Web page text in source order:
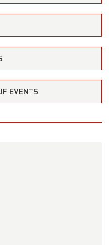
EVENTS
×
den 15.
Mariä
den 10. August,
geöffnet.
Wir freuen uns
Oldtimerfarm